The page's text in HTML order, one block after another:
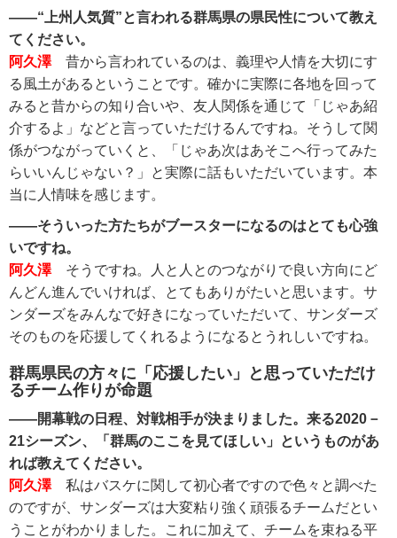
――“上州人気質”と言われる群馬県の県民性について教え
てください。
阿久澤昔から言われているのは、義理や人情を大切にす
る風土があるということです。確かに実際に各地を回って
みると昔からの知り合いや、友人関係を通じて「じゃあ紹
介するよ」などと言っていただけるんですね。そうして関
係がつながっていくと、「じゃあ次はあそこへ行ってみた
らいいんじゃない？」と実際に話もいただいています。本
当に人情味を感じます。
――そういった方たちがブースターになるのはとても心強
いですね。
阿久澤そうですね。人と人とのつながりで良い方向にど
んどん進んでいければ、とてもありがたいと思います。サ
ンダーズをみんなで好きになっていただいて、サンダーズ
そのものを応援してくれるようになるとうれしいですね。
群馬県民の方々に「応援したい」と思っていただけ
るチーム作りが命題
――開幕戦の日程、対戦相手が決まりました。来る2020－
21シーズン、「群馬のここを見てほしい」というものがあ
れば教えてください。
阿久澤私はバスケに関して初心者ですので色々と調べた
のですが、サンダーズは大変粘り強く頑張るチームだとい
うことがわかりました。これに加えて、チームを束ねる平